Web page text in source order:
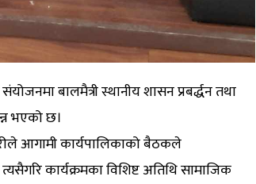
बालमैत्री स्थानीय शासन प्रबर्द्धन तथा
भएको छ।
आगामी कार्यपालिकाको बैठकले
कार्यक्रमका विशिष्ट अतिथि सामाजिक